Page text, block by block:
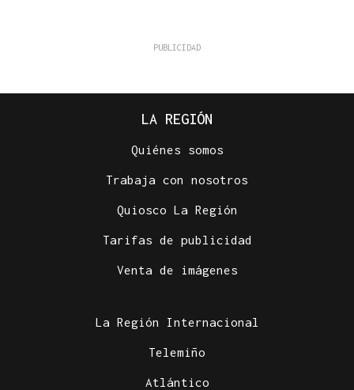
LA REGIÓN
Quiénes somos
Trabaja con nosotros
Quiosco La Región
Tarifas de publicidad
Venta de imágenes
La Región Internacional
Telemiño
Atlántico